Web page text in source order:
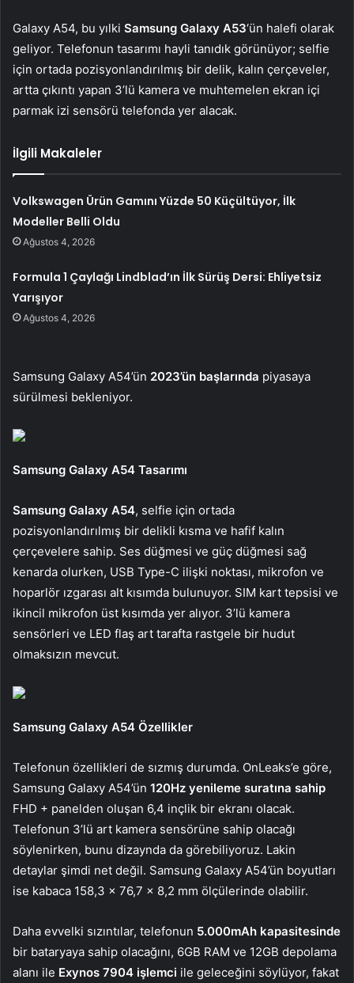
Galaxy A54, bu yılki Samsung Galaxy A53‘ün halefi olarak
geliyor. Telefonun tasarımı hayli tanıdık görünüyor; selfie
için ortada pozisyonlandırılmış bir delik, kalın çerçeveler,
artta çıkıntı yapan 3’lü kamera ve muhtemelen ekran içi
parmak izi sensörü telefonda yer alacak.
İlgili Makaleler
Volkswagen Ürün Gamını Yüzde 50 Küçültüyor, İlk
Modeller Belli Oldu
Ağustos 4, 2026
Formula 1 Çaylağı Lindblad’ın İlk Sürüş Dersi: Ehliyetsiz
Yarışıyor
Ağustos 4, 2026
Samsung Galaxy A54’ün 2023’ün başlarında piyasaya
sürülmesi bekleniyor.
Samsung Galaxy A54 Tasarımı
Samsung Galaxy A54, selfie için ortada
pozisyonlandırılmış bir delikli kısma ve hafif kalın
çerçevelere sahip. Ses düğmesi ve güç düğmesi sağ
kenarda olurken, USB Type-C ilişki noktası, mikrofon ve
hoparlör ızgarası alt kısımda bulunuyor. SIM kart tepsisi ve
ikincil mikrofon üst kısımda yer alıyor. 3’lü kamera
sensörleri ve LED flaş art tarafta rastgele bir hudut
olmaksızın mevcut.
Samsung Galaxy A54 Özellikler
Telefonun özellikleri de sızmış durumda. OnLeaks’e göre,
Samsung Galaxy A54’ün 120Hz yenileme suratına sahip
FHD + panelden oluşan 6,4 inçlik bir ekranı olacak.
Telefonun 3’lü art kamera sensörüne sahip olacağı
söylenirken, bunu dizaynda da görebiliyoruz. Lakin
detaylar şimdi net değil. Samsung Galaxy A54’ün boyutları
ise kabaca 158,3 x 76,7 x 8,2 mm ölçülerinde olabilir.
Daha evvelki sızıntılar, telefonun 5.000mAh kapasitesinde
bir bataryaya sahip olacağını, 6GB RAM ve 12GB depolama
alanı ile Exynos 7904 işlemci ile geleceğini söylüyor, fakat